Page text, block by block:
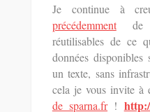
Je continue à
précédemmentde
réutilisables de ce
données
un texte, sans
cela je vous invite à
de sparna.fr!